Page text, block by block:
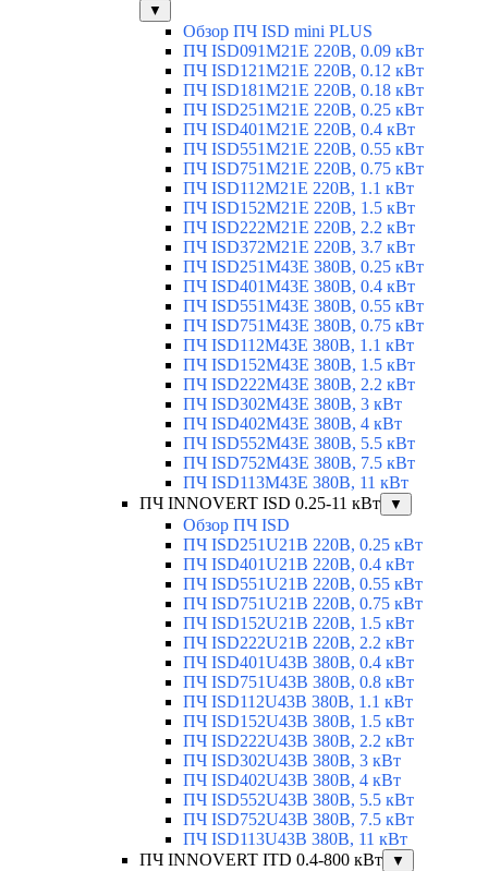
▼
Обзор ПЧ ISD mini PLUS
ПЧ ISD091M21E 220В, 0.09 кВт
ПЧ ISD121M21E 220В, 0.12 кВт
ПЧ ISD181M21E 220В, 0.18 кВт
ПЧ ISD251M21E 220В, 0.25 кВт
ПЧ ISD401M21E 220В, 0.4 кВт
ПЧ ISD551M21E 220В, 0.55 кВт
ПЧ ISD751M21E 220В, 0.75 кВт
ПЧ ISD112M21E 220В, 1.1 кВт
ПЧ ISD152M21E 220В, 1.5 кВт
ПЧ ISD222M21E 220В, 2.2 кВт
ПЧ ISD372M21E 220В, 3.7 кВт
ПЧ ISD251M43E 380В, 0.25 кВт
ПЧ ISD401M43E 380В, 0.4 кВт
ПЧ ISD551M43E 380В, 0.55 кВт
ПЧ ISD751M43E 380В, 0.75 кВт
ПЧ ISD112M43E 380В, 1.1 кВт
ПЧ ISD152M43E 380В, 1.5 кВт
ПЧ ISD222M43E 380В, 2.2 кВт
ПЧ ISD302M43E 380В, 3 кВт
ПЧ ISD402M43E 380В, 4 кВт
ПЧ ISD552M43E 380В, 5.5 кВт
ПЧ ISD752M43E 380В, 7.5 кВт
ПЧ ISD113M43E 380В, 11 кВт
ПЧ INNOVERT ISD 0.25-11 кВт
▼
Обзор ПЧ ISD
ПЧ ISD251U21B 220В, 0.25 кВт
ПЧ ISD401U21B 220В, 0.4 кВт
ПЧ ISD551U21B 220В, 0.55 кВт
ПЧ ISD751U21B 220В, 0.75 кВт
ПЧ ISD152U21B 220В, 1.5 кВт
ПЧ ISD222U21B 220В, 2.2 кВт
ПЧ ISD401U43B 380В, 0.4 кВт
ПЧ ISD751U43B 380В, 0.8 кВт
ПЧ ISD112U43B 380В, 1.1 кВт
ПЧ ISD152U43B 380В, 1.5 кВт
ПЧ ISD222U43B 380В, 2.2 кВт
ПЧ ISD302U43B 380В, 3 кВт
ПЧ ISD402U43B 380В, 4 кВт
ПЧ ISD552U43B 380В, 5.5 кВт
ПЧ ISD752U43B 380В, 7.5 кВт
ПЧ ISD113U43B 380В, 11 кВт
ПЧ INNOVERT ITD 0.4-800 кВт
▼